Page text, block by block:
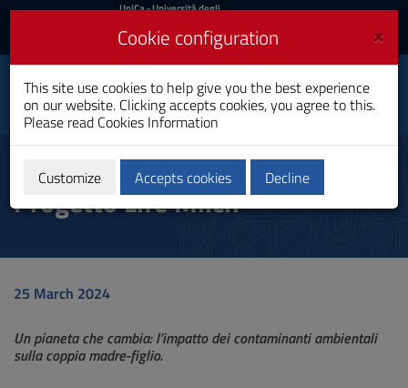
Skip
Content
to
Go
Footer
UniCa
Login
UniCa- Università degli
Login UniCA News
Toggle
navigation
Department of Surgical
Sciences
25 marzo 2024 - Convegno
Progetto Life Milch
25 March 2024
Un pianeta che cambia: l’impatto dei contaminanti ambientali
sulla coppia madre-figlio.
×
Cookie configuration
This site use cookies to help give you the best experience
on our website. Clicking accepts cookies, you agree to this.
Please read Cookies Information
Customize Accepts cookies Decline